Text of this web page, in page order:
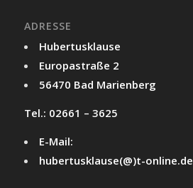
ADRESSE
Hubertusklause
Europastraße 2
56470 Bad Marienberg
Tel.: 02661 – 3625
E-Mail:
hubertusklause(@)t-online.de